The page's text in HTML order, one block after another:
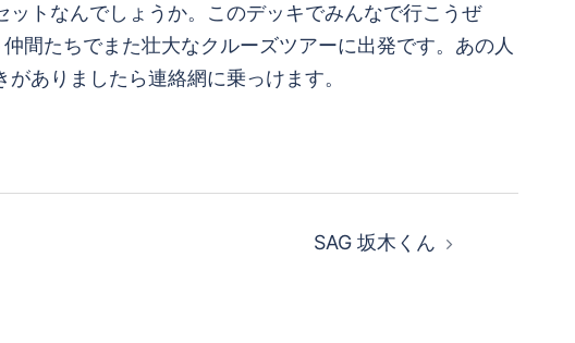
トなんでしょうか。このデッキでみんなで行こうぜ
間たちでまた壮大なクルーズツアーに出発です。あの人
ありましたら連絡網に乗っけます。
SAG 坂木くん